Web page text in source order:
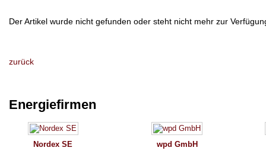
Der Artikel wurde nicht gefunden oder steht nicht mehr zur
zurück
Energiefirmen
Nordex SE wpd GmbH